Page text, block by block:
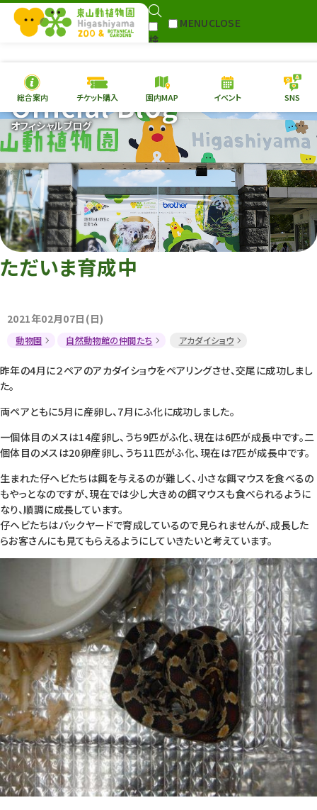
検
MENUCLOSE
本日の開園情報 チケ
園内MAP イベント
総合案内
動物園 植物園
再生プラン
東山動植物園
への支援
総合案内 チケット購入 園内MAP イベント SNS
オフィシャルブログ
Official Blog
ただいま育成中
2021年02月07日(日)
動物園 自然動物館の仲間たち アカダイショウ
昨年の4月に２ペアのアカダイショウをペアリングさせ、交尾に成功しまし
た。
両ペアともに5月に産卵し、7月にふ化に成功しました。
一個体目のメスは14産卵し、うち9匹がふ化、現在は6匹が成長中です。二
個体目のメスは20卵産卵し、うち11匹がふ化、現在は7匹が成長中です。
生まれた仔ヘビたちは餌を与えるのが難しく、小さな餌マウスを食べるの
もやっとなのですが、現在では少し大きめの餌マウスも食べられるように
なり、順調に成長しています。
仔ヘビたちはバックヤードで育成しているので見られませんが、成長した
らお客さんにも見てもらえるようにしていきたいと考えています。